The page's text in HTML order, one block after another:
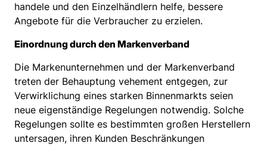
handele und den Einzelhändlern helfe, bessere
Angebote für die Verbraucher zu erzielen.
Einordnung durch den Markenverband
Die Markenunternehmen und der Markenverband
treten der Behauptung vehement entgegen, zur
Verwirklichung eines starken Binnenmarkts seien
neue eigenständige Regelungen notwendig. Solche
Regelungen sollte es bestimmten großen Herstellern
untersagen, ihren Kunden Beschränkungen